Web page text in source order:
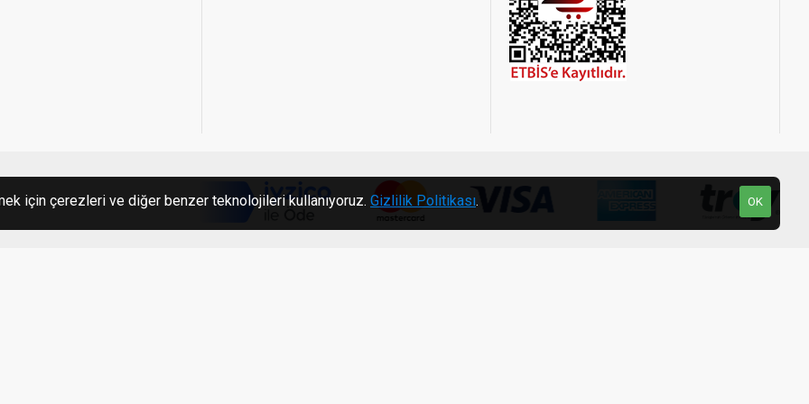
OK
için çerezleri ve diğer benzer teknolojileri kullanıyoruz. Gizlilik Politikası.